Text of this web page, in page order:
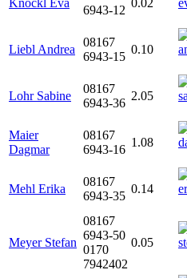
Knöckl Eva
6943-12
0.02
Liebl Andrea
08167
6943-15
0.10
Lohr Sabine
08167
6943-36
2.05
Maier
Dagmar
08167
6943-16
1.08
Mehl Erika
08167
6943-35
0.14
Meyer Stefan
08167
6943-50
0170
7942402
0.05